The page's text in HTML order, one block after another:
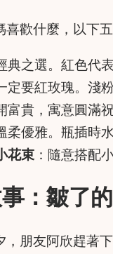
喜歡什麼，以下
典之選。紅色代
定要紅玫瑰。淺
富貴，寓意圓滿
柔優雅。瓶插時
花束 ：隨意搭配
：皺了
，朋友阿欣趕著